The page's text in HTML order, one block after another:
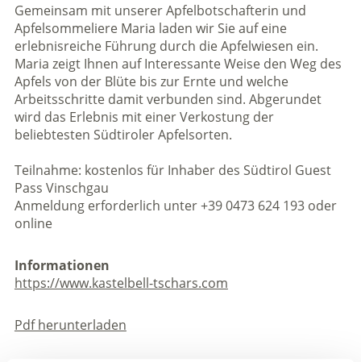
Gemeinsam mit unserer Apfelbotschafterin und
Apfelsommeliere Maria laden wir Sie auf eine
erlebnisreiche Führung durch die Apfelwiesen ein.
Maria zeigt Ihnen auf Interessante Weise den Weg des
Apfels von der Blüte bis zur Ernte und welche
Arbeitsschritte damit verbunden sind. Abgerundet
wird das Erlebnis mit einer Verkostung der
beliebtesten Südtiroler Apfelsorten.
Teilnahme: kostenlos für Inhaber des Südtirol Guest
Pass Vinschgau
Anmeldung erforderlich unter +39 0473 624 193 oder
online
Informationen
https://www.kastelbell-tschars.com
Pdf herunterladen